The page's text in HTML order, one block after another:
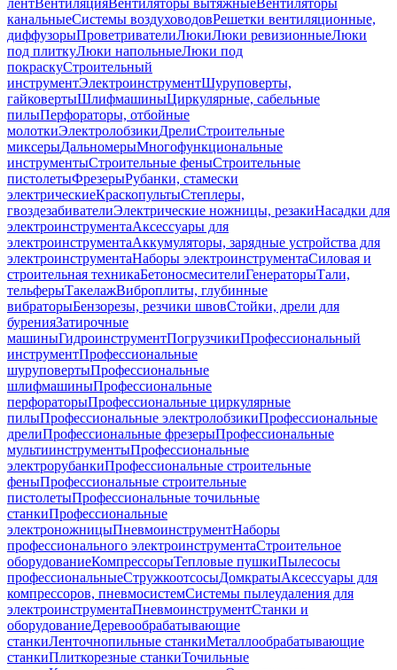
лентВентиляцияВентиляторы вытяжныеВентиляторы
канальныеСистемы воздуховодовРешетки вентиляционные,
диффузорыПроветривателиЛюкиЛюки ревизионныеЛюки
под плиткуЛюки напольныеЛюки под
покраскуСтроительный
инструментЭлектроинструментШуруповерты,
гайковертыШлифмашиныЦиркулярные, сабельные
пилыПерфораторы, отбойные
молоткиЭлектролобзикиДрелиСтроительные
миксерыДальномерыМногофункциональные
инструментыСтроительные феныСтроительные
пистолетыФрезерыРубанки, стамески
электрическиеКраскопультыСтеплеры,
гвоздезабивателиЭлектрические ножницы, резакиНасадки для
электроинструментаАксессуары для
электроинструментаАккумуляторы, зарядные устройства для
электроинструментаНаборы электроинструментаСиловая и
строительная техникаБетоносмесителиГенераторыТали,
тельферыТакелажВиброплиты, глубинные
вибраторыБензорезы, резчики швовСтойки, дрели для
буренияЗатирочные
машиныГидроинструментПогрузчикиПрофессиональный
инструментПрофессиональные
шуруповертыПрофессиональные
шлифмашиныПрофессиональные
перфораторыПрофессиональные циркулярные
пилыПрофессиональные электролобзикиПрофессиональные
дрелиПрофессиональные фрезерыПрофессиональные
мультиинструментыПрофессиональные
электрорубанкиПрофессиональные строительные
феныПрофессиональные строительные
пистолетыПрофессиональные точильные
станкиПрофессиональные
электроножницыПневмоинструментНаборы
профессионального электроинструментаСтроительное
оборудованиеКомпрессорыТепловые пушкиПылесосы
профессиональныеСтружкоотсосыДомкратыАксессуары для
компрессоров, пневмосистемСистемы пылеудаления для
электроинструментаПневмоинструментСтанки и
оборудованиеДеревообрабатывающие
станкиЛенточнопильные станкиМеталлообрабатывающие
станкиПлиткорезные станкиТочильные